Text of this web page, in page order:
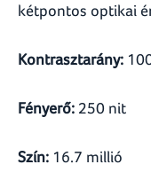
kétpontos optikai
Kontrasztarány:
Fényerő: 250 nit
Szín: 16.7 millió